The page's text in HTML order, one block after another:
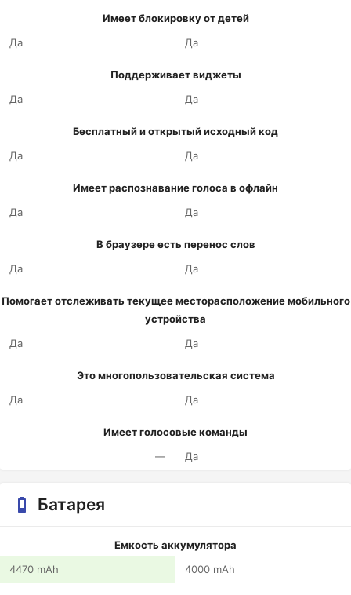
Имеет блокировку от детей
Да
Да
Поддерживает виджеты
Да
Да
Бесплатный и открытый исходный код
Да
Да
Имеет распознавание голоса в офлайн
Да
Да
В браузере есть перенос слов
Да
Да
Помогает отслеживать текущее месторасположение мобильного
устройства
Да
Да
Это многопользовательская система
Да
Да
Имеет голосовые команды
—
Да
Батарея
Емкость аккумулятора
4470 mAh
4000 mAh